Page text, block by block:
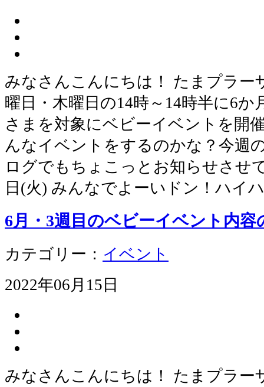
みなさんこんにちは！ たまプラー
曜日・木曜日の14時～14時半に6
さまを対象にベビーイベントを開
んなイベントをするのかな？今週
ログでもちょこっとお知らせさせ
日(火) みんなでよーいドン！ハイ
6月・3週目のベビーイベント内容
カテゴリー： イベント
2022年06月15日
みなさんこんにちは！ たまプラー